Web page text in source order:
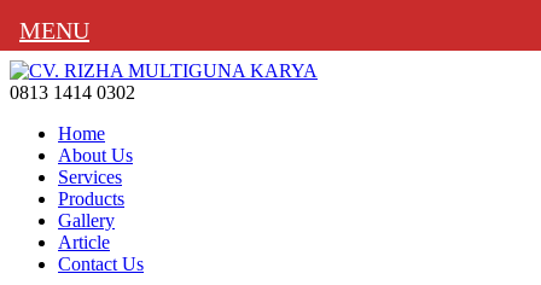
0813 1414 0302
Home
About Us
Services
Products
Gallery
Article
Contact Us
MENU